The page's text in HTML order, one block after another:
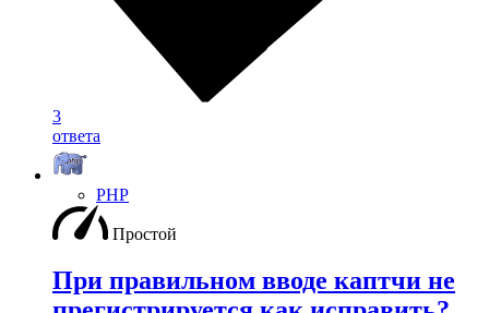
3
ответа
PHP
Простой
При правильном вводе каптчи не